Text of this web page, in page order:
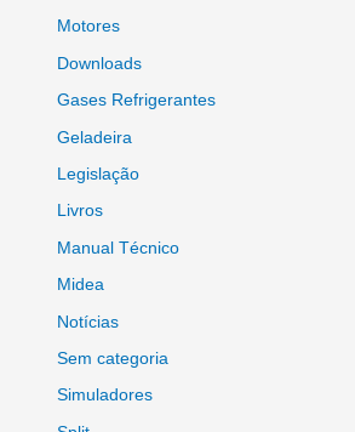
Motores
Downloads
Gases Refrigerantes
Geladeira
Legislação
Livros
Manual Técnico
Midea
Notícias
Sem categoria
Simuladores